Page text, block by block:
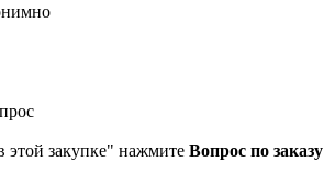
этой закупке" нажмите Вопрос по заказу